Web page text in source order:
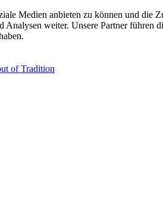
Medien anbieten zu können und die
weiter. Unsere Partner